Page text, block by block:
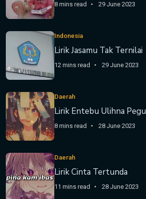
8 mins read 29 June 2023
Indonesia
Lirik Jasamu Tak Ternilai
12 mins read 29 June 2023
Daerah
Lirik Entebu Ulihna Pegu
8 mins read 28 June 2023
Daerah
Lirik Cinta Tertunda
11 mins read 28 June 2023